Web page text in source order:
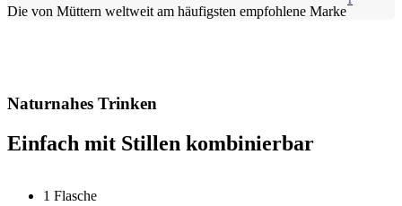
Die von Müttern weltweit am häufigsten empfohlene Marke
Naturnahes Trinken
Einfach mit Stillen kombinierbar
1 Flasche